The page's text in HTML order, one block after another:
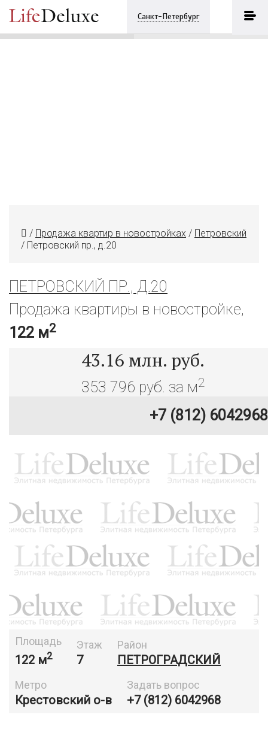
Санкт-Петербург
/ Продажа квартир в новостройках / Петровский
/ Петровский пр., д.20
ПЕТРОВСКИЙ ПР., Д.20
Продажа квартиры в новостройке,
122 м2
43.16 млн. руб.
353 796 руб. за м2
+7 (812) 6042968
Площадь
122 м2
Этаж
7
Район
ПЕТРОГРАДСКИЙ
Метро
Крестовский о-в
Задать вопрос
+7 (812) 6042968
Familia
+7 (812) 6042968 ПОЗВОНИТЬ